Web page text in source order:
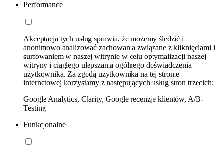
Performance
Akceptacja tych usług sprawia, że możemy śledzić i
anonimowo analizować zachowania związane z kliknięciami i
surfowaniem w naszej witrynie w celu optymalizacji naszej
witryny i ciągłego ulepszania ogólnego doświadczenia
użytkownika. Za zgodą użytkownika na tej stronie
internetowej korzystamy z następujących usług stron trzecich:
Google Analytics, Clarity, Google recenzje klientów, A/B-
Testing
Funkcjonalne